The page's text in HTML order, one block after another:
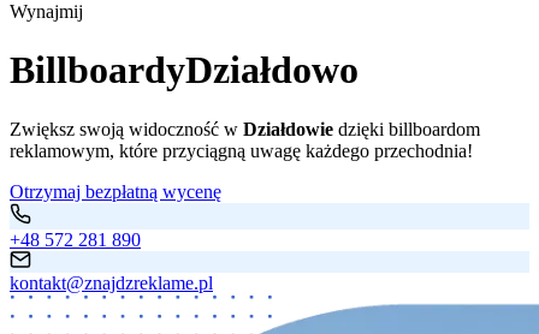
Wynajmij
BillboardyDziałdowo
Zwiększ swoją widoczność w Działdowie dzięki billboardom
reklamowym, które przyciągną uwagę każdego przechodnia!
Otrzymaj bezpłatną wycenę
+48 572 281 890
kontakt@znajdzreklame.pl